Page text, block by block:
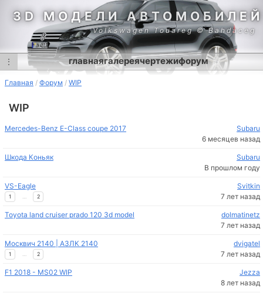
3D МОДЕЛИ АВТОМОБИЛЕЙ
Volkswagen Touareg © Bahdaceg
⋮ главнаягалереячертежифорум
Главная Форум WIP
WIP
Mercedes-Benz E-Class coupe 2017
Subaru
6 месяцев назад
Шкода Коньяк
Subaru
В прошлом году
VS-Eagle
1 2
Svitkin
7 лет назад
Toyota land cruiser prado 120 3d model
dolmatinetz
7 лет назад
Москвич 2140 | АЗЛК 2140
1 2
dvigatel
7 лет назад
F1 2018 - MS02 WIP
Jezza
8 лет назад